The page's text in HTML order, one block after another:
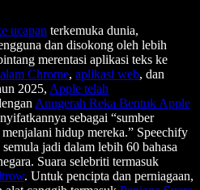
ucapan terkemuka dunia,
dan disokong oleh lebih
merentasi aplikasi teks ke
Chrome, aplikasi web, dan
2025, Apple telah
Anugerah Reka Bentuk Apple
sebagai “sumber
hidup mereka.” Speechify
jadi dalam lebih 60 bahasa
Suara selebriti termasuk
. Untuk pencipta dan perniagaan,